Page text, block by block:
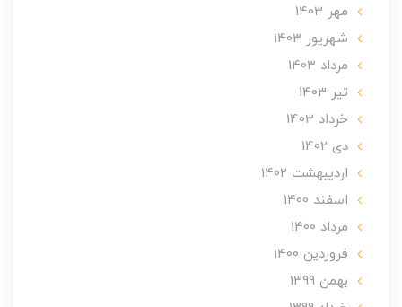
مهر 1403
شهریور 1403
مرداد 1403
تير 1403
خرداد 1403
دی 1402
ارديبهشت 1402
اسفند 1400
مرداد 1400
فروردین 1400
بهمن 1399